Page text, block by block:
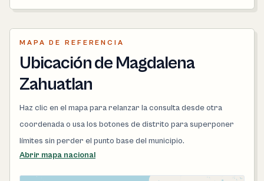
MAPA DE REFERENCIA
Ubicación de Magdalena
Zahuatlan
Haz clic en el mapa para relanzar la consulta desde otra
coordenada o usa los botones de distrito para superponer
límites sin perder el punto base del municipio.
Abrir mapa nacional